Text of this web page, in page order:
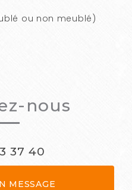
ou non meublé)
nous
37 40
MESSAGE